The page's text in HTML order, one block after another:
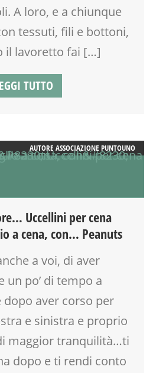
A loro, e a chiunque
tessuti, fili e bottoni,
il lavoretto fai […]
TUTTO
AUTORE ASSOCIAZIONE PUNTOUNO
Uccellini per cena
a cena, con… Peanuts
a voi, di aver
un po’ di tempo a
dopo aver corso per
e sinistra e proprio
maggior tranquilità…ti
dopo e ti rendi conto